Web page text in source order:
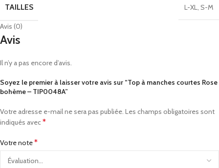
TAILLES L-XL S-M
Avis (0)
Avis
Il n’y a pas encore d’avis.
Soyez le premier à laisser votre avis sur “Top à manches courtes Rose
bohème – TIP0048A”
Votre adresse e-mail ne sera pas publiée. Les champs obligatoires sont
indiqués avec *
Votre note*